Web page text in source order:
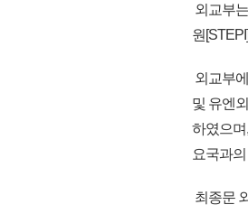
외교부
원
외교부
및 유엔
하였으
요국과
최종문